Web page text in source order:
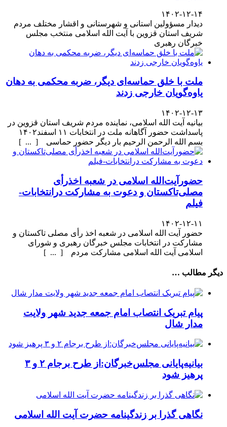
۱۴۰۲-۱۲-۱۴
دیدار مسؤولین استانی و شهرستانی و اقشار مختلف مردم
شریف استان قزوین با آیت الله اسلامی منتخب مجلس
خبرگان رهبری
ملت با خلق حماسه‌ای دیگر، ضربه محکمی به دهان
یاوه‌گویان خارجی زدند
۱۴۰۲-۱۲-۱۳
بیانیه آیت الله اسلامی، نماینده مردم شریف استان قزوین در
پاسداشت حضور آگاهانه ملت در انتخابات ۱۱ اسفند۱۴۰۲
بسم الله الرحمن الرحیم بار دیگر حضور حماسی [ ... ]
حضورآیت‌الله اسلامی در شعبه اخذرأی
مصلی‌تاکستان و دعوت به مشارکت درانتخابات-
فیلم
۱۴۰۲-۱۲-۱۱
حضور آیت الله اسلامی در شعبه اخذ رأی مصلی تاکستان و
مشارکت در انتخابات مجلس خبرگان رهبری و شورای
اسلامی آیت الله اسلامی مشارکت مردم [ ... ]
دیگر مطالب …
پیام تبریک انتصاب امام جمعه جدید شهر ولایت
مدار شال
بیانیه‌پایانی مجلس‌خبرگان:از طرح برجام ۲ و ۳
پرهیز شود
نگاهی گذرا بر زندگینامه حضرت آیت الله اسلامی